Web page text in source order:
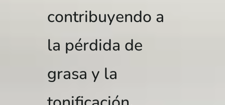
contribuyendo a
la pérdida de
grasa y la